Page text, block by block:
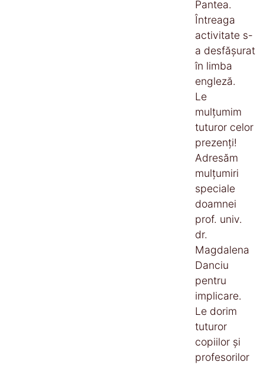
Pantea.
Întreaga
activitate s-
a desfășurat
în limba
engleză.
Le
mulțumim
tuturor celor
prezenți!
Adresăm
mulțumiri
speciale
doamnei
prof. univ.
dr.
Magdalena
Danciu
pentru
implicare.
Le dorim
tuturor
copiilor și
profesorilor